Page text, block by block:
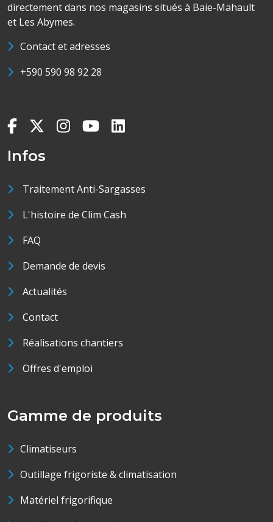
directement dans nos magasins situés à Baie-Mahault
et Les Abymes.
Contact et adresses
+590 590 98 92 28
Infos
Traitement Anti-Sargasses
L'histoire de Clim Cash
FAQ
Demande de devis
Actualités
Contact
Réalisations chantiers
Offres d'emploi
Gamme de produits
Climatiseurs
Outillage frigoriste & climatisation
Matériel frigorifique